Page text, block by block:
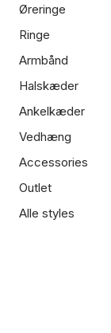
Øreringe
Ringe
Armbånd
Halskæder
Ankelkæder
Vedhæng
Accessories
Outlet
Alle styles